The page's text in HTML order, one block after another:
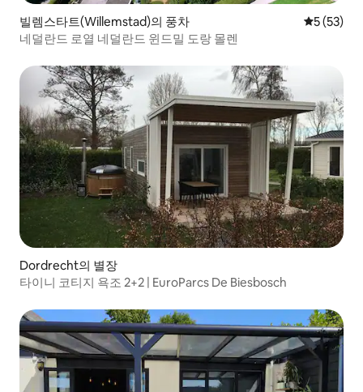
빌렘스타트(Willemstad)의 풍차 평점 5점
5 (53)
네덜란드 로열 네덜란드 윈드밀 도랑 몰렌
Dordrecht의 별장
타이니 코티지 욕조 2+2 | EuroParcs De Biesbosch